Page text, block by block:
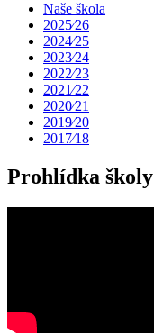
Naše škola
2025⁄26
2024⁄25
2023⁄24
2022⁄23
2021⁄22
2020⁄21
2019⁄20
2017⁄18
Prohlídka školy